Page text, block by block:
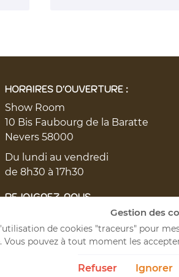
HORAIRES D'OUVERTURE :
Show Room
10 Bis Faubourg de la Baratte
Nevers 58000
Du lundi au vendredi
de 8h30 à 17h30
REJOIGNEZ-NOUS
Gestion des
de cookies "traceurs" pour
Vous pouvez à tout moment les
Refuser Ignorer